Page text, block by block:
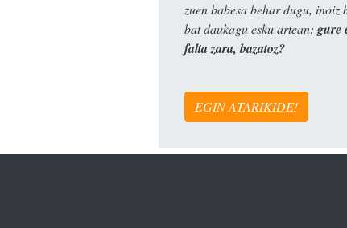
zuen babesa behar dugu,
bat daukagu esku artean: gure
falta zara, bazatoz?
EGIN ATARIKIDE!